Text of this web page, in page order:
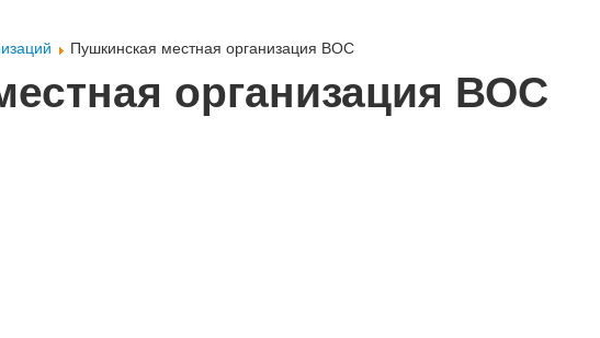
Пушкинская местная организация ВОС
организация ВОС